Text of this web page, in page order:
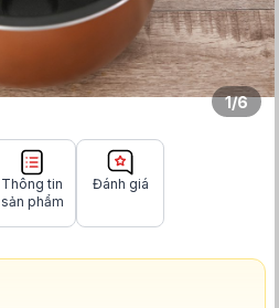
1/6
Thông tin
sản phẩm
Đánh giá